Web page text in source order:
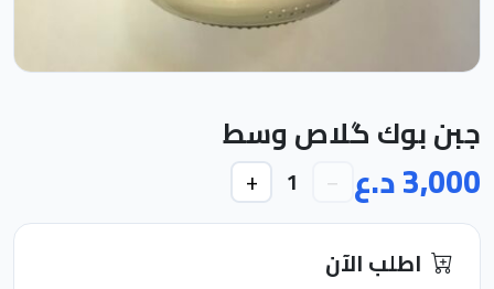
جبن بوك گلاص وسط
3,000 د.ع −
1
+
اطلب الآن